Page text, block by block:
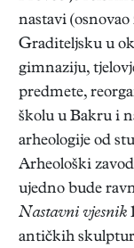
nastavi
Graditeljsku u
gimnaziju,
predmete,
školu u Bakru i
arheologije od
Arheološki
ujedno bude
Nastavni vjesnik
antičkih